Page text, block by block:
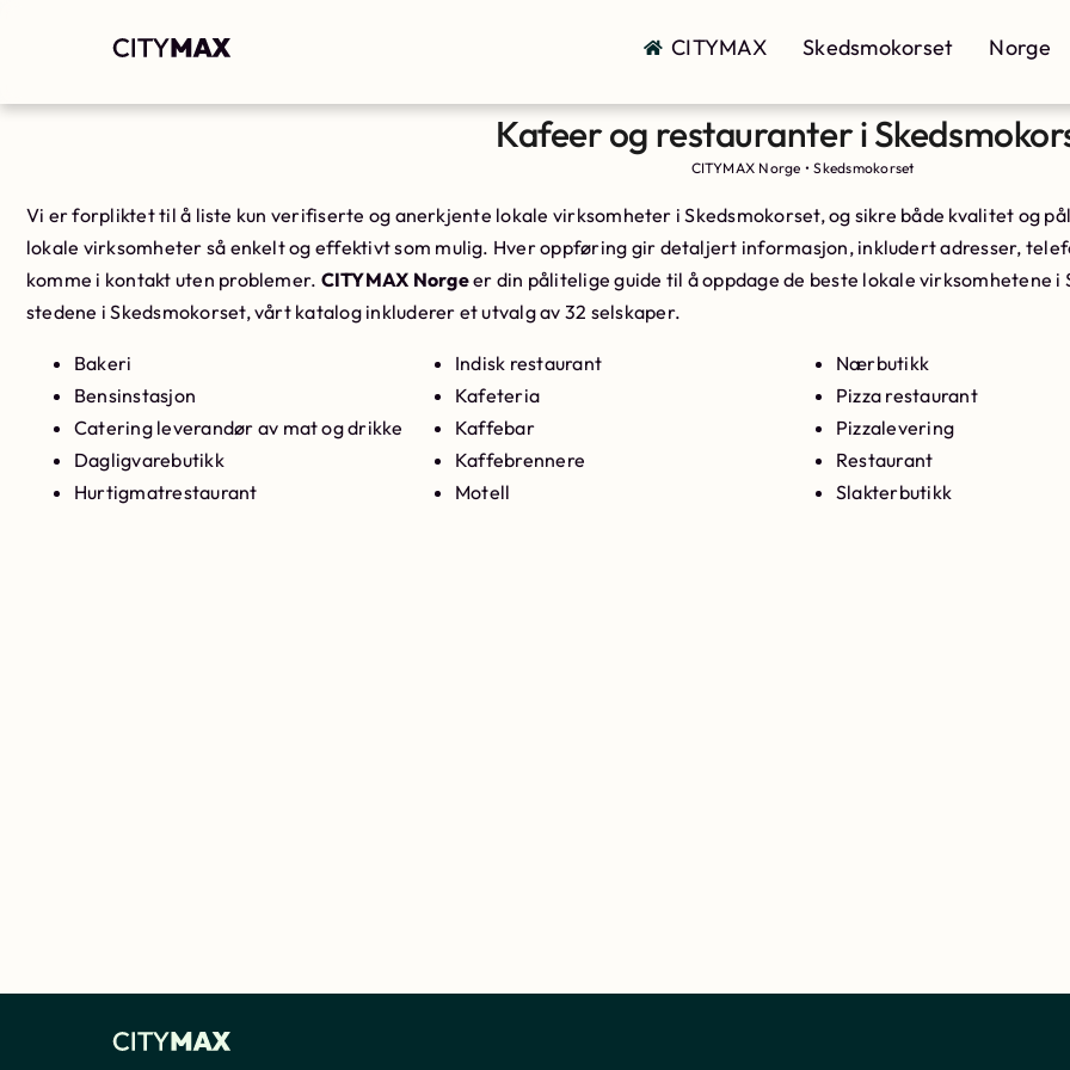
CITYMAX Skedsmokorset Norge
Kafeer og restauranter i
CITYMAX Norge •Skedsmokorset
Vi er forpliktet til å liste kun verifiserte og anerkjente lokale virksomheter i Skedsmokorset, og sikre både kvalitet og
lokale virksomheter så enkelt og effektivt som mulig. Hver oppføring gir detaljert informasjon, inkludert adresser,
komme i kontakt uten problemer. CITYMAX Norgeer din pålitelige guide til å oppdage de beste lokale virksomhetene i
stedene i Skedsmokorset, vårt katalog inkluderer et utvalg av 32 selskaper.
Bakeri
Bensinstasjon
Catering leverandør av mat og drikke
Dagligvarebutikk
Hurtigmatrestaurant
Indisk restaurant
Kafeteria
Kaffebar
Kaffebrennere
Motell
Nærbutikk
Pizza restaurant
Pizzalevering
Restaurant
Slakterbutikk